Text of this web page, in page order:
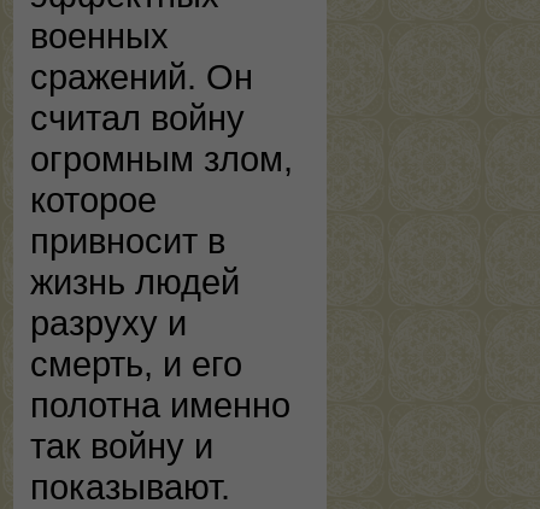
военных
сражений. Он
считал войну
огромным злом,
которое
привносит в
жизнь людей
разруху и
смерть, и его
полотна именно
так войну и
показывают.